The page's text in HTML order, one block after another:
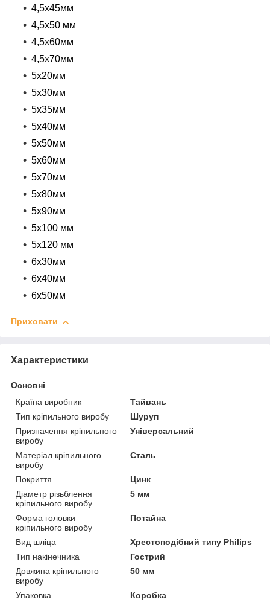
4,5x45мм
4,5x50 мм
4,5x60мм
4,5x70мм
5x20мм
5x30мм
5x35мм
5x40мм
5x50мм
5x60мм
5x70мм
5x80мм
5x90мм
5x100 мм
5x120 мм
6x30мм
6x40мм
6x50мм
Приховати
Характеристики
Основні
Країна виробник
Тайвань
Тип кріпильного виробу
Шуруп
Призначення кріпильного
виробу
Універсальний
Матеріал кріпильного
виробу
Сталь
Покриття
Цинк
Діаметр різьблення
кріпильного виробу
5 мм
Форма головки
кріпильного виробу
Потайна
Вид шліца
Хрестоподібний типу Philips
Тип накінечника
Гострий
Довжина кріпильного
виробу
50 мм
Упаковка Коробка